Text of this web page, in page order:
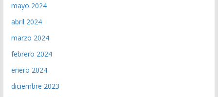
mayo 2024
abril 2024
marzo 2024
febrero 2024
enero 2024
diciembre 2023